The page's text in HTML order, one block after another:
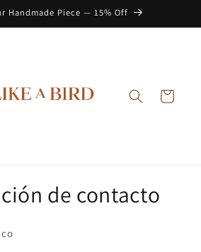
Handmade Piece — 15% Off
Carrito
de contacto